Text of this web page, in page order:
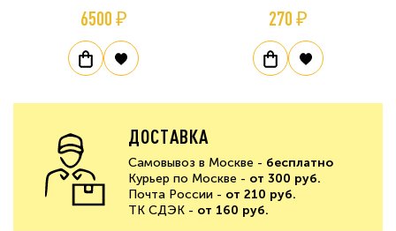
6500 ₽ 270 ₽
ДОСТАВКА
Самовывоз в Москве - бесплатно
Курьер по Москве - от 300 руб.
Почта России - от 210 руб.
ТК СДЭК - от 160 руб.